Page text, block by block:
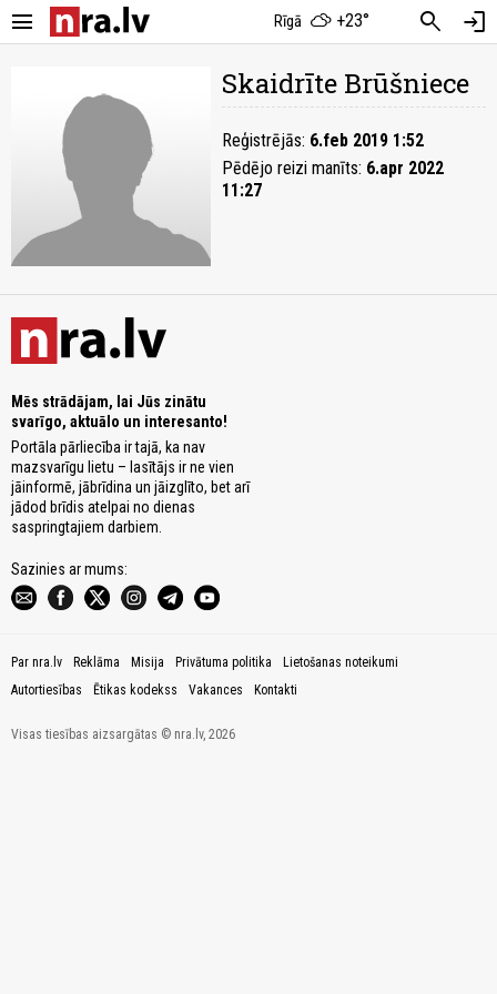
menu Rīgā +23° search login
Skaidrīte Brūšniece
Reģistrējās: 6.feb 2019 1:52
Pēdējo reizi manīts: 6.apr 2022
11:27
Mēs strādājam, lai Jūs zinātu
svarīgo, aktuālo un interesanto!
Portāla pārliecība ir tajā, ka nav
mazsvarīgu lietu – lasītājs ir ne vien
jāinformē, jābrīdina un jāizglīto, bet arī
jādod brīdis atelpai no dienas
saspringtajiem darbiem.
Sazinies ar mums:
Par nra.lv Reklāma Misija Privātuma politika
Lietošanas noteikumi
Autortiesības
Ētikas kodekss Vakances Kontakti
Visas tiesības aizsargātas © nra.lv, 2026